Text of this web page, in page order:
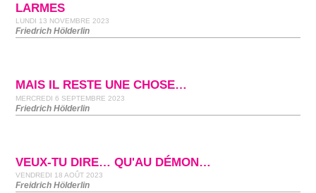
LARMES
LUNDI 13 NOVEMBRE 2023
Friedrich Hölderlin
MAIS IL RESTE UNE CHOSE…
MERCREDI 6 SEPTEMBRE 2023
Friedrich Hölderlin
VEUX-TU DIRE… QU'AU DÉMON…
VENDREDI 18 AOÛT 2023
Freidrich Hölderlin